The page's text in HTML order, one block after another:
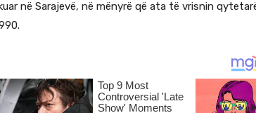
në Sarajevë, në mënyrë që ata të vrisnin